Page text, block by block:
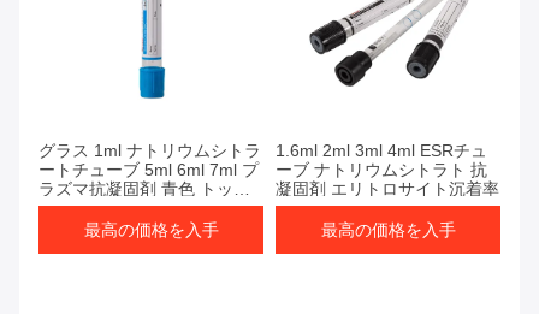
グラス 1ml ナトリウムシトラ
ートチューブ 5ml 6ml 7ml プ
ラズマ抗凝固剤 青色 トップ
チューブ
最高の価格を入手
1.6ml 2ml 3ml 4ml ESRチュ
ーブ ナトリウムシトラト 抗
凝固剤 エリトロサイト沉着率
最高の価格を入手